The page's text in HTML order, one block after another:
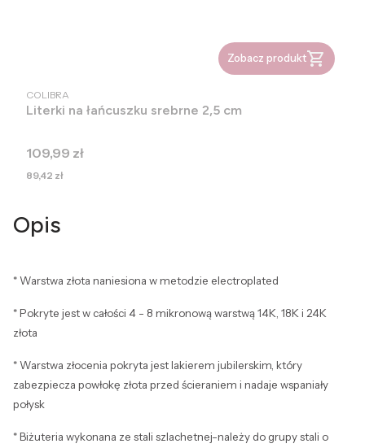
Zobacz produkt
PRODUCENT
COLIBRA
Literki na łańcuszku srebrne 2,5 cm
Cena
109,99 zł
Cena
89,42 zł
Opis
* Warstwa złota naniesiona w metodzie electroplated
* Pokryte jest w całości 4 - 8 mikronową warstwą 14K, 18K i 24K
złota
* Warstwa złocenia pokryta jest lakierem jubilerskim, który
zabezpiecza powłokę złota przed ścieraniem i nadaje wspaniały
połysk
* Biżuteria wykonana ze stali szlachetnej-należy do grupy stali o